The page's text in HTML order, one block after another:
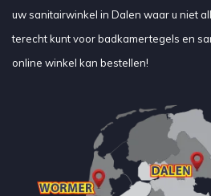
uw sanitairwinkel in Dalen waar u niet
terecht kunt voor badkamertegels en
online winkel kan bestellen!